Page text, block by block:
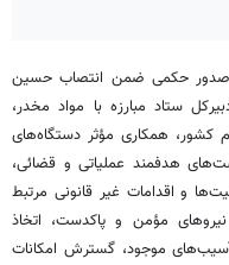
صدورحکمی ضمن انتصاب حسین
ستاد مبارزه با مواد مخدر،
کشور، همکاری مؤثر دستگاه‌های
هدفمند عملیاتی و قضائی،
و اقدامات غیر قانونی مرتبط
مؤمن و پاکدست، اتخاذ
آسیب‌های موجود، گسترش امکانات